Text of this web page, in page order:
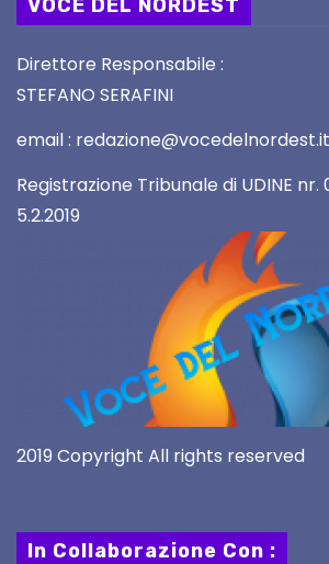
VOCE DEL NORDEST
Direttore Responsabile :
STEFANO SERAFINI
email : redazione@vocedelnordest.it
Registrazione Tribunale di UDINE nr.
5.2.2019
2019 Copyright All rights reserved
In Collaborazione Con :